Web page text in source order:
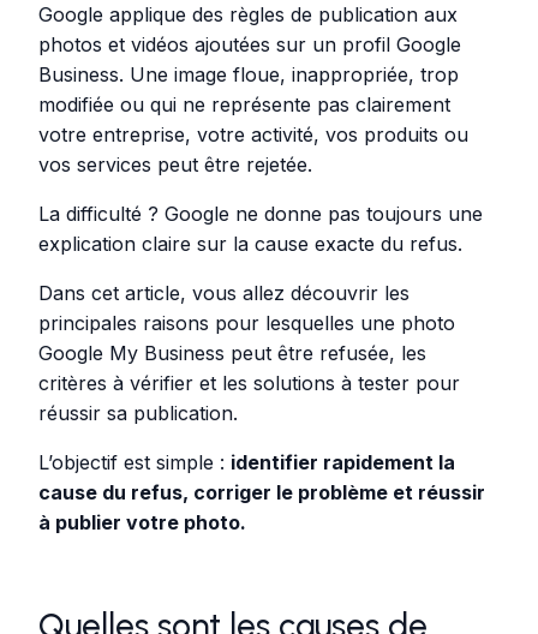
Google applique des règles de publication aux
photos et vidéos ajoutées sur un profil Google
Business. Une image floue, inappropriée, trop
modifiée ou qui ne représente pas clairement
votre entreprise, votre activité, vos produits ou
vos services peut être rejetée.
La difficulté ? Google ne donne pas toujours une
explication claire sur la cause exacte du refus.
Dans cet article, vous allez découvrir les
principales raisons pour lesquelles une photo
Google My Business peut être refusée, les
critères à vérifier et les solutions à tester pour
réussir sa publication.
L’objectif est simple : identifier rapidement la
cause du refus, corriger le problème et réussir
à publier votre photo.
Quelles sont les causes de